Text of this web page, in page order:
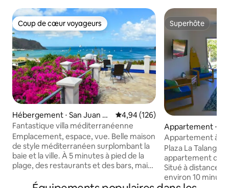
Coup de cœur voyageurs
Coup de cœur voyageurs
Hébergement ⋅ San Juan de
l Sur
Évaluation moyenne sur la
4,94 (126)
Fantastique villa méditerranéenne
Emplacement, espace, vue. Belle maison
de style méditerranéen surplombant la
baie et la ville. À 5 minutes à pied de la
plage, des restaurants et des bars, mais
Magnifique vue sur le coucher du soleil.
Superhôte
Superhôte
Appartement ⋅
Sur
Appartement à
♡ de SJDS, Plaza
Plaza La
appartement de
Situé à distance
environ 10